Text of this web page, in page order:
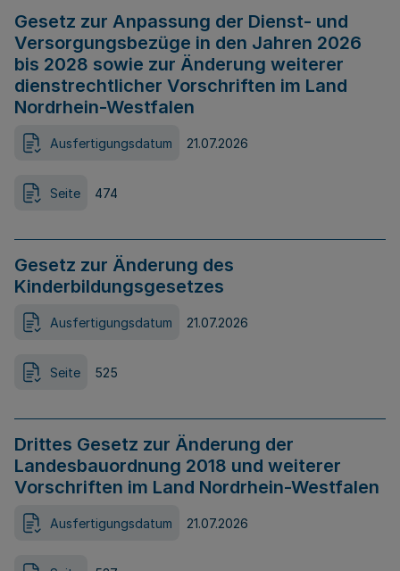
Gesetz zur Anpassung der Dienst- und
Versorgungsbezüge in den Jahren 2026
bis 2028 sowie zur Änderung weiterer
dienstrechtlicher Vorschriften im Land
Nordrhein-Westfalen
Ausfertigungsdatum 21.07.2026
Seite 474
Gesetz zur Änderung des
Kinderbildungsgesetzes
Ausfertigungsdatum 21.07.2026
Seite 525
Drittes Gesetz zur Änderung der
Landesbauordnung 2018 und weiterer
Vorschriften im Land Nordrhein-Westfalen
Ausfertigungsdatum 21.07.2026